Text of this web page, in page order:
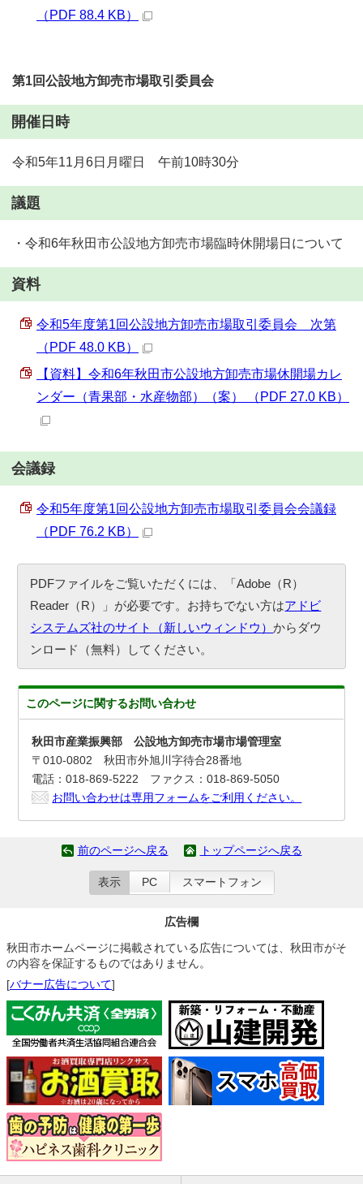
（PDF 88.4 KB）
第1回公設地方卸売市場取引委員会
開催日時
令和5年11月6日月曜日 午前10時30分
議題
・令和6年秋田市公設地方卸売市場臨時休開場日について
資料
令和5年度第1回公設地方卸売市場取引委員会 次第
（PDF 48.0 KB）
【資料】令和6年秋田市公設地方卸売市場休開場カレ
ンダー（青果部・水産物部）（案） （PDF 27.0 KB）
会議録
令和5年度第1回公設地方卸売市場取引委員会会議録
（PDF 76.2 KB）
PDFファイルをご覧いただくには、「Adobe（R）
Reader（R）」が必要です。お持ちでない方はアドビ
システムズ社のサイト（新しいウィンドウ）からダウ
ンロード（無料）してください。
このページに関するお問い合わせ
秋田市産業振興部 公設地方卸売市場市場管理室
〒010-0802 秋田市外旭川字待合28番地
電話：018-869-5222 ファクス：018-869-5050
お問い合わせは専用フォームをご利用ください。
前のページへ戻る トップページへ戻る
表示 PC スマートフォン
広告欄
秋田市ホームページに掲載されている広告については、秋田市がそ
の内容を保証するものではありません。
[バナー広告について]